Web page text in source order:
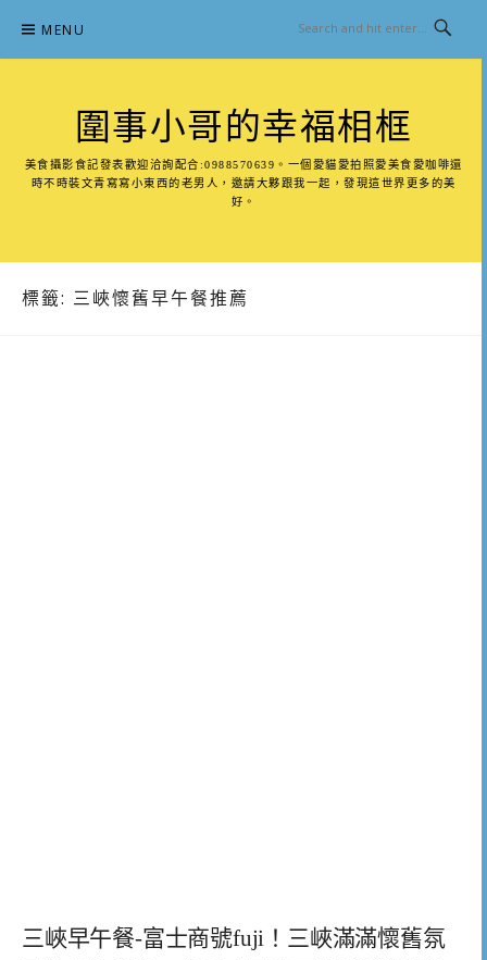
content
MENU
圍事小哥的幸福相框
美食攝影食記發表歡迎洽詢配合:0988570639。一個愛貓愛拍照愛美食愛咖啡還
時不時裝文青寫寫小東西的老男人，邀請大夥跟我一起，發現這世界更多的美
好。
標籤: 三峽懷舊早午餐推薦
三峽早午餐-富士商號fuji！三峽滿滿懷舊氛